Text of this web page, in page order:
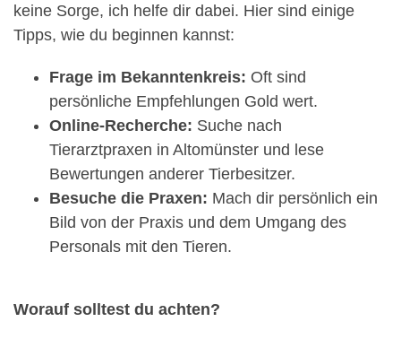
keine Sorge, ich helfe dir dabei. Hier sind einige
Tipps, wie du beginnen kannst:
Frage im Bekanntenkreis: Oft sind
persönliche Empfehlungen Gold wert.
Online-Recherche: Suche nach
Tierarztpraxen in Altomünster und lese
Bewertungen anderer Tierbesitzer.
Besuche die Praxen: Mach dir persönlich ein
Bild von der Praxis und dem Umgang des
Personals mit den Tieren.
Worauf solltest du achten?